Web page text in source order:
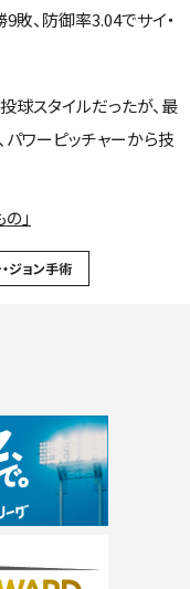
敗、防御率3.04でサイ・
スタイルだったが、最
ワーピッチャーから技
」
ジョン手術